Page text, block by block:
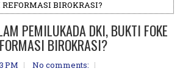
BIROKRASI?
PEMILUKADA DKI, BUKTI FOKE
BIROKRASI?
PM
No comments: